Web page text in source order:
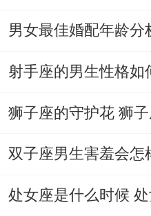
《协纪辨方书》古法:
将五色丝线缠绕于新
成北斗七星状 -标记
再替代方案？若遇
取得双数就是为吉兆
狮子座的守护花 狮
处女座是什么时候